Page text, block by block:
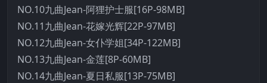
NO.10九曲Jean-阿狸护士服[16P-98MB]
NO.11九曲Jean-花嫁光辉[22P-97MB]
NO.12九曲Jean-女仆学姐[34P-122MB]
NO.13九曲Jean-金莲[8P-60MB]
NO.14九曲Jean-夏日私服[13P-75MB]